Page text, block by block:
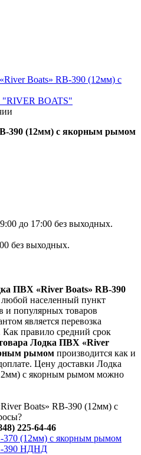
Boats» RB-390 (12мм) с
"RIVER BOATS"
390 (12мм) с якорным рымом
до 17:00 без выходных.
без выходных.
ПВХ «River Boats» RB-390
населенный пункт
и популярных товаров
является перевозка
правило средний срок
Лодка ПВХ «River
рымом производится как и
Цену доставки Лодка
с якорным рымом можно
Boats» RB-390 (12мм) с
225-64-46
(12мм) с якорным рымом
390 НДНД